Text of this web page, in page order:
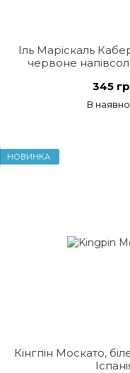
Іль Маріскаль
червоне
345
В
НОВИНКА
Кінгпін Москато,